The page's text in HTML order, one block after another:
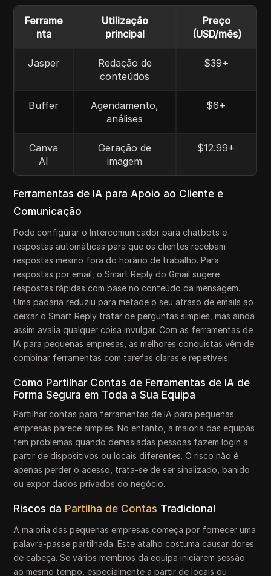
Ferrame
nta
Utilização
principal
Preço
(USD/mês)
Jasper
Redação de
conteúdos
$39+
Buffer
Agendamento,
análises
$6+
Canva
AI
Geração de
imagem
$12.99+
Ferramentas de IA para Apoio ao Cliente e
Comunicação
Pode configurar o Intercomunicador para chatbots e
respostas automáticas para que os clientes recebam
respostas mesmo fora do horário de trabalho. Para
respostas por email, o Smart Reply do Gmail sugere
respostas rápidas com base no conteúdo da mensagem.
Uma padaria reduziu para metade o seu atraso de emails ao
deixar o Smart Reply tratar de perguntas simples, mas ainda
assim avalia qualquer coisa invulgar. Com as ferramentas de
IA para pequenas empresas, as melhores conquistas vêm de
combinar ferramentas com tarefas claras e repetíveis.
Como Partilhar Contas de Ferramentas de IA de
Forma Segura em Toda a Sua Equipa
Partilhar contas para ferramentas de IA para pequenas
empresas parece simples. No entanto, a maioria das equipas
tem problemas quando demasiadas pessoas fazem login a
partir de dispositivos ou locais diferentes. O risco não é
apenas perder o acesso, trata-se de ser sinalizado, banido
ou expor dados privados do negócio.
Riscos da Partilha de Contas Tradicional
A maioria das pequenas empresas começa por fornecer uma
palavra-passe partilhada. Este atalho costuma causar dores
de cabeça. Se vários membros da equipa iniciarem sessão
ao mesmo tempo, especialmente a partir de locais ou